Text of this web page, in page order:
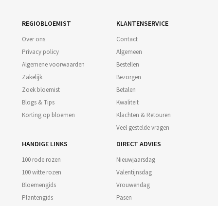
REGIOBLOEMIST
Over ons
Privacy policy
Algemene voorwaarden
Zakelijk
Zoek bloemist
Blogs & Tips
Korting op bloemen
KLANTENSERVICE
Contact
Algemeen
Bestellen
Bezorgen
Betalen
Kwaliteit
Klachten & Retouren
Veel gestelde vragen
HANDIGE LINKS
100 rode rozen
100 witte rozen
Bloemengids
Plantengids
DIRECT ADVIES
Nieuwjaarsdag
Valentijnsdag
Vrouwendag
Pasen